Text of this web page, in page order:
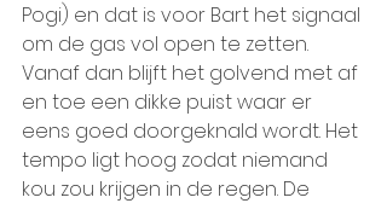
Pogi) en dat is voor Bart het signaal
om de gas vol open te zetten.
Vanaf dan blijft het golvend met af
en toe een dikke puist waar er
eens goed doorgeknald wordt. Het
tempo ligt hoog zodat niemand
kou zou krijgen in de regen. De